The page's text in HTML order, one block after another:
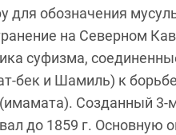
для обозначения
на Северном
суфизма,
бек и Шамиль) к
(имамата). Созданный
до 1859 г. Основную